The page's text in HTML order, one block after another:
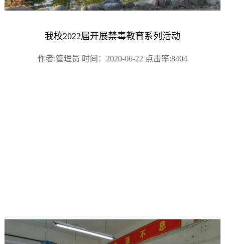
我校2022届开展禁毒教育系列活动
作者:管理员 时间：2020-06-22 点击率:8404